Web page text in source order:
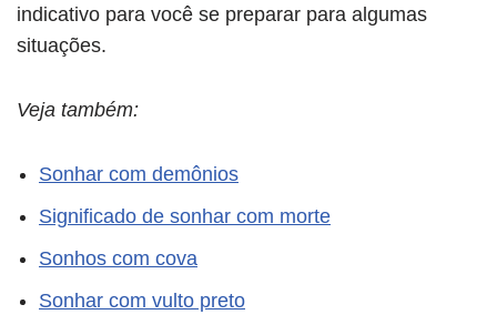
indicativo para você se preparar para algumas
situações.
Veja também:
Sonhar com demônios
Significado de sonhar com morte
Sonhos com cova
Sonhar com vulto preto